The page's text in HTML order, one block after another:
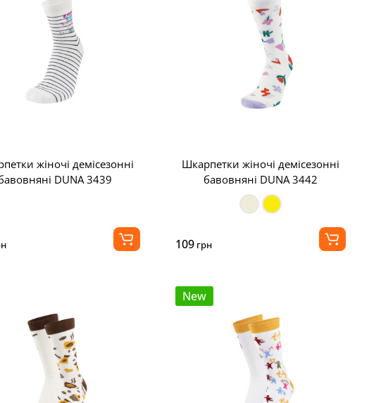
жіночі демісезонні
DUNA 3439
Шкарпетки жіночі демісезонні
бавовняні DUNA 3442
109грн
New